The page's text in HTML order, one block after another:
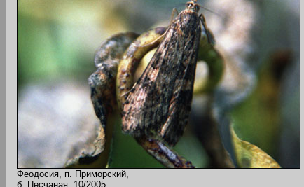
Феодосия, п. Приморский,
б. Песчаная, 10/2005